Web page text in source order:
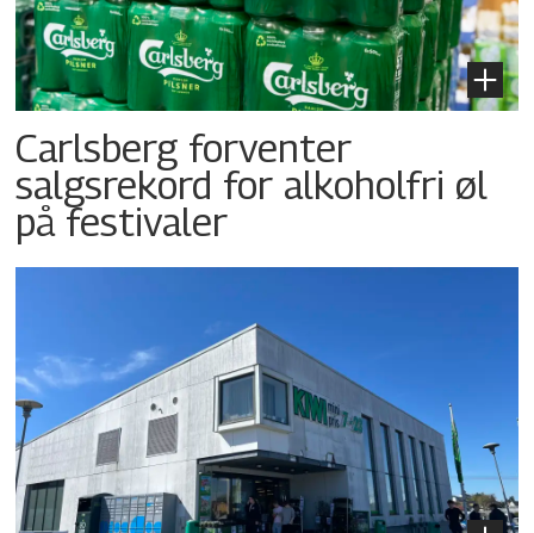
Carlsberg forventer
salgsrekord for alkoholfri øl
på festivaler